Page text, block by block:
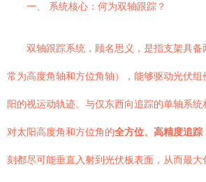
一、 系统核心：何为双轴跟踪？
双轴跟踪系统，顾名思义，是指支架具备
常为高度角轴和方位角轴），能够驱动光伏
阳的视运动轨迹。与仅东西向追踪的单轴系统
对太阳高度角和方位角的全方位、高精度追踪
刻都尽可能垂直入射到光伏板表面，从而最大